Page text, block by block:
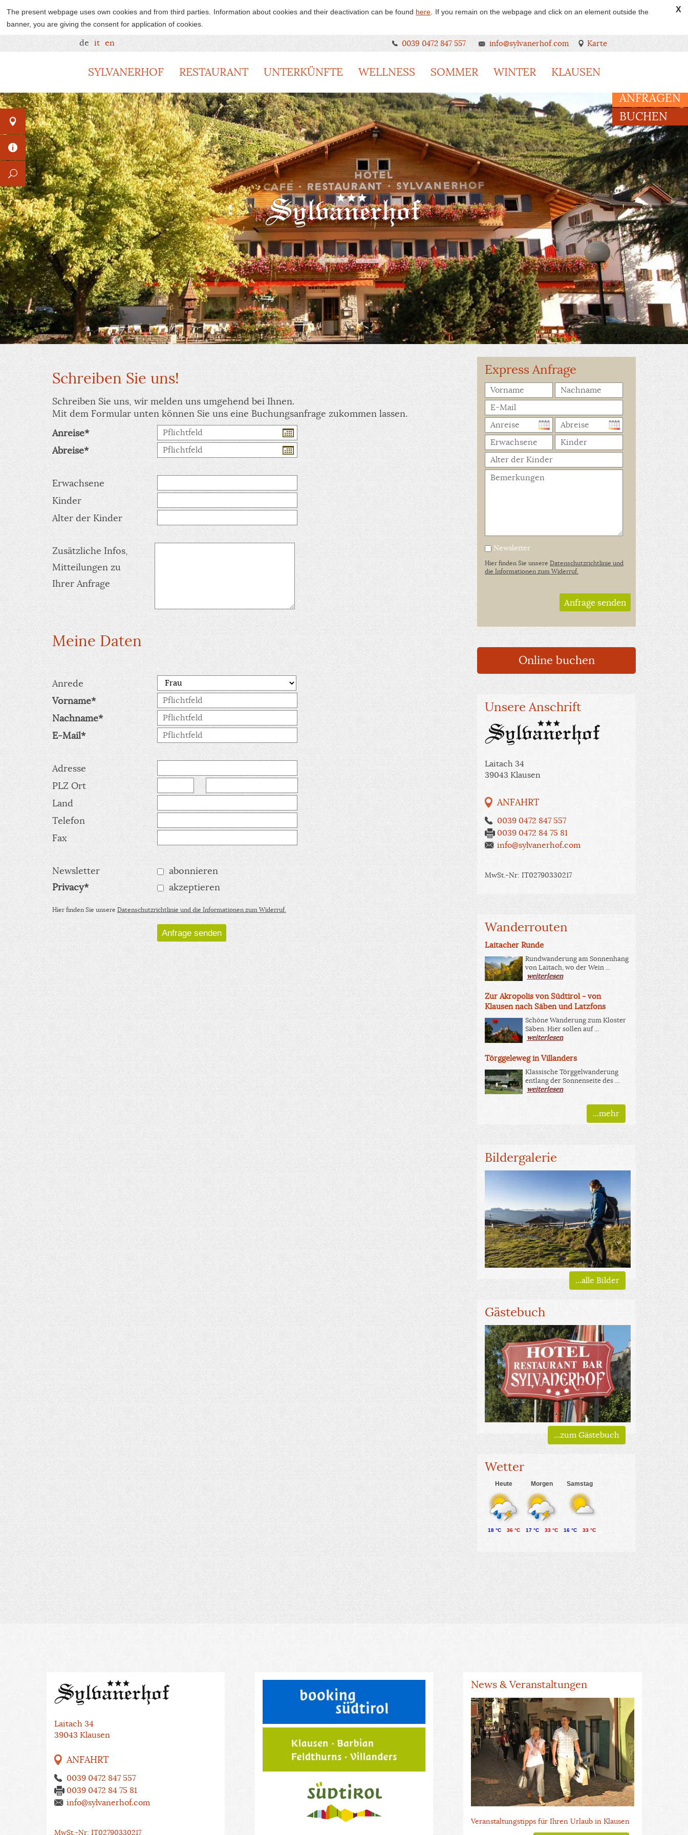
X
The present webpage uses own cookies and from third parties. Information about cookies and their deactivation can be found here
If you remain on the webpage and click on an element outside the
banner, you are giving the consent for application of cookies.
0039 0472 847 557 info@sylvanerhof.com Karte
de it en
SYLVANERHOF RESTAURANT UNTERKÜNFTE WELLNESS SOMMER WINTER KLAUSEN
ANFRAGEN
BUCHEN
Schreiben Sie uns!
Schreiben Sie uns, wir melden uns umgehend bei Ihnen.
Mit dem Formular unten können Sie uns eine Buchungsanfrage zukommen lassen.
Anreise
Abreise
Erwachsene
Kinder
Alter der Kinder
Zusätzliche Infos,
Mitteilungen zu
Ihrer Anfrage
Meine Daten
Anrede
Vorname
Nachname
E-Mail
Adresse
PLZ Ort
Land
Telefon
Fax
Newsletter
abonnieren
Privacy
akzeptieren
Hier finden Sie unsereDatenschutzrichtlinie und die Informationen zum Widerruf.
Anfrage senden
Express Anfrage
Newsletter
Hier finden Sie unsere Datenschutzrichtlinie und
die Informationen zum Widerruf.
Anfrage senden
Online buchen
Unsere Anschrift
Laitach 34
39043 Klausen
ANFAHRT
0039 0472 847 557
0039 0472 84 75 81
info@sylvanerhof.com
MwSt.-Nr: IT02790330217
Wanderrouten
Laitacher Runde
Rundwanderung am Sonnenhang
von Laitach, wo der Wein ...
weiterlesen
Zur Akropolis von Südtirol - von
Klausen nach Säben und Latzfons
Schöne Wanderung zum Kloster
Säben. Hier sollen auf ...
weiterlesen
Törggeleweg in Villanders
Klassische Törggelwanderung
entlang der Sonnenseite des ...
weiterlesen
...mehr
Bildergalerie
...alle Bilder
Gästebuch
...zum Gästebuch
Wetter
Heute Morgen Samstag
18 °C 36 °C 17 °C 33 °C 16 °C 33 °C
Laitach 34
39043 Klausen
ANFAHRT
0039 0472 847 557
0039 0472 84 75 81
info@sylvanerhof.com
MwSt.-Nr: IT02790330217
News & Veranstaltungen
Veranstaltungstipps für Ihren Urlaub in Klausen